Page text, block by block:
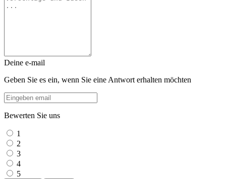
Deine e-mail
Geben Sie es ein, wenn Sie eine Antwort erhalten möchten
Bewerten Sie uns
1
2
3
4
5